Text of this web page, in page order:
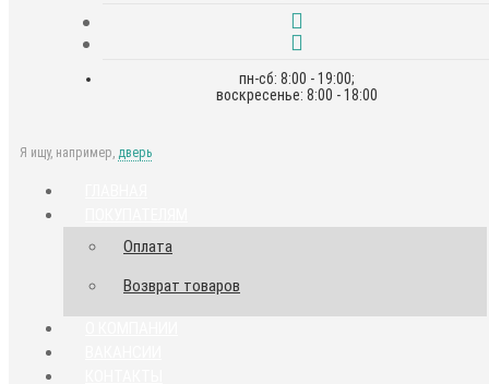
пн-сб: 8:00 - 19:00;
воскресенье: 8:00 - 18:00
Я ищу, например, дверь
Оплата
Возврат товаров